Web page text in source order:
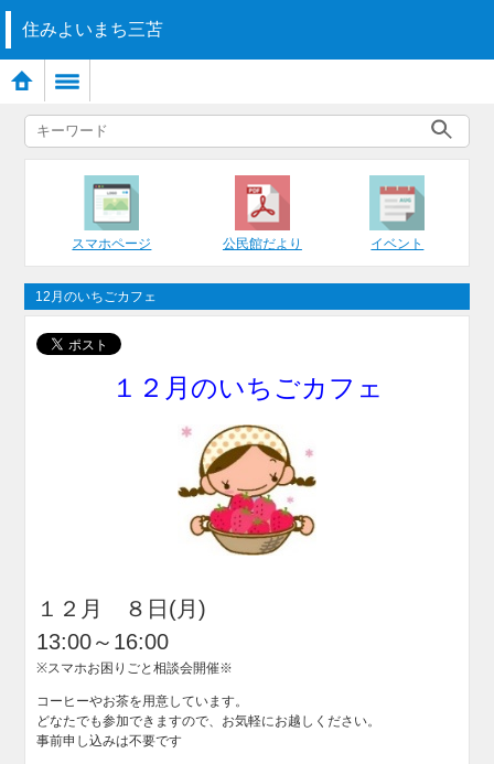
住みよいまち三苫
スマホページ 公民館だより イベント
12月のいちごカフェ
１２月のいちごカフェ
１２月 ８日(月)
13:00～16:00
※スマホお困りごと相談会開催※
コーヒーやお茶を用意しています。
どなたでも参加できますので、お気軽にお越しください。
事前申し込みは不要です